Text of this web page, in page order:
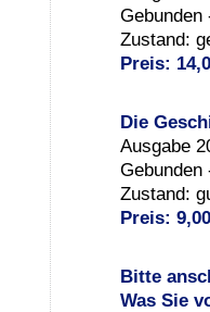
Zustand:
Preis:
Die
Ausgabe
Zustand:
Preis:
Bitte
Was Sie